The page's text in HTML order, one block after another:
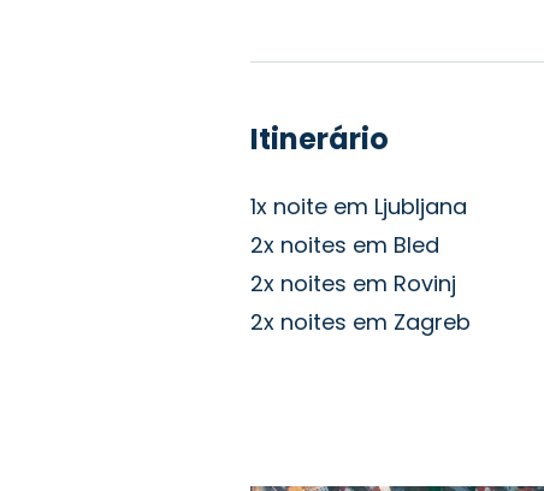
Itinerário
1x noite em Ljubljana
2x noites em Bled
2x noites em Rovinj
2x noites em Zagreb